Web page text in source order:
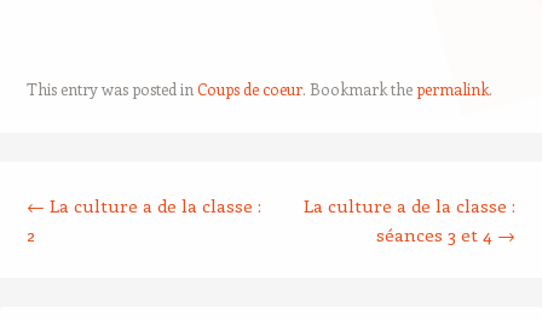
This entry was posted in Coups de coeur. Bookmark thepermalink.
← La culture a de la classe :
2
La culture a de la classe :
séances 3 et 4 →